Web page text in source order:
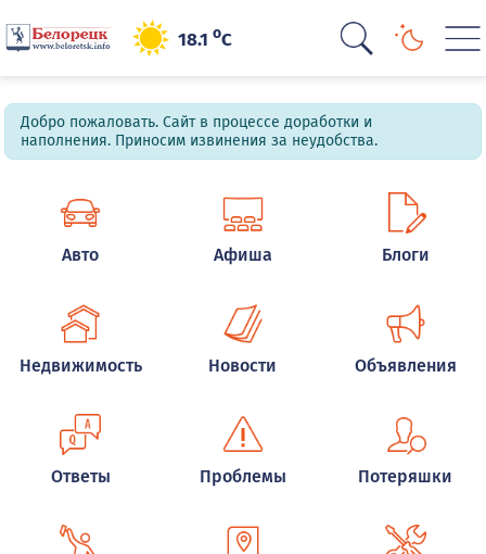
18.1oC
Добро пожаловать. Сайт в процессе доработки и
наполнения. Приносим извинения за неудобства.
Авто Афиша Блоги
Недвижимость Новости Объявления
Ответы Проблемы Потеряшки